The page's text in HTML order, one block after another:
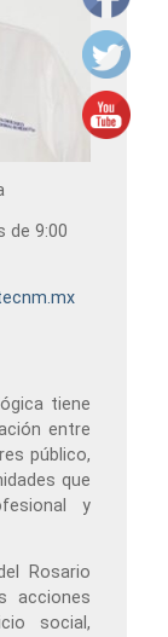
de 9:00
tiene
entre
público,
que
y
Rosario
acciones
social,